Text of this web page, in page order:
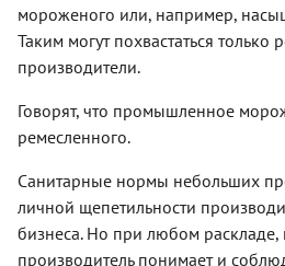
мороженого или, например,
Таким могут похвастаться только
производители.
Говорят, что промышленное
ремесленного.
Санитарные нормы небольших
личной щепетильности
бизнеса. Но при любом
производитель понимает и